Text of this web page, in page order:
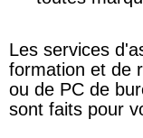
Les services
formation et de
ou de PC de
sont faits pour